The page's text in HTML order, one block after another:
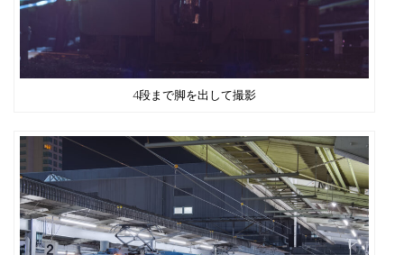
4段まで脚を出して撮影